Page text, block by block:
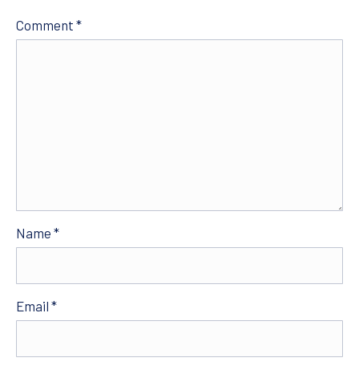
Comment *
Name *
Email *